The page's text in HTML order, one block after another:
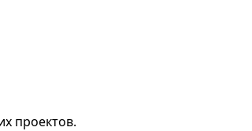
проектов.